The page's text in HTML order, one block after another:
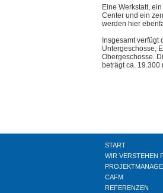
Eine Werkstatt,
Center und ein
werden hier
Insgesamt verfügt
Untergeschosse,
Obergeschosse.
beträgt ca. 19.300
START
WIR VERSTEHEN
CAFM
REFERENZEN